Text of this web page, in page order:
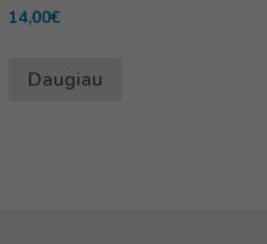
14,00€
Daugiau